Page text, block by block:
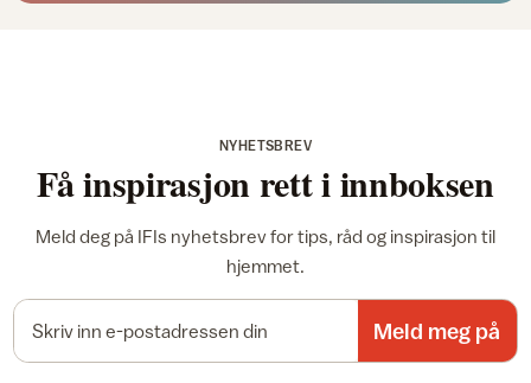
NYHETSBREV
Få inspirasjon rett i innboksen
Meld deg på IFIs nyhetsbrev for tips, råd og inspirasjon til
hjemmet.
Meld meg på